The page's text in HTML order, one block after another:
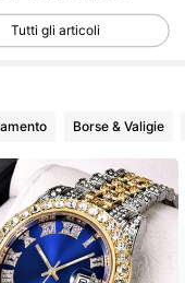
Tutti gli articoli
Borse & Valigie